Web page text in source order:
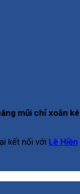
mũi chỉ xoắn
kết nối với Lê Hiền